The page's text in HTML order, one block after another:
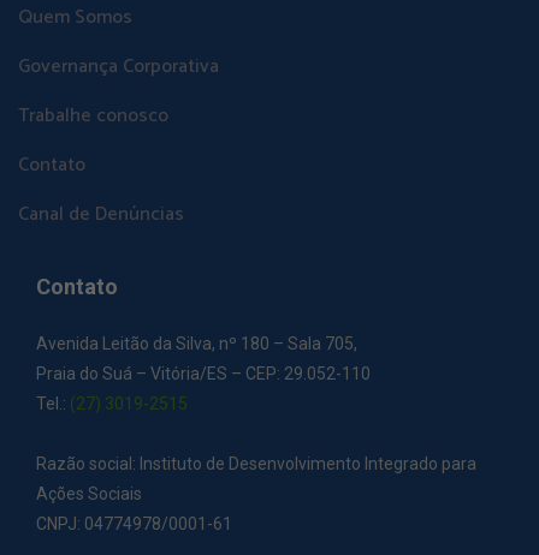
Quem Somos
Governança Corporativa
Trabalhe conosco
Contato
Canal de Denúncias
Contato
Avenida Leitão da Silva, nº 180 – Sala 705,
Praia do Suá – Vitória/ES – CEP: 29.052-110
Tel.: (27) 3019-2515
Razão social: Instituto de Desenvolvimento Integrado para
Ações Sociais
CNPJ: 04774978/0001-61